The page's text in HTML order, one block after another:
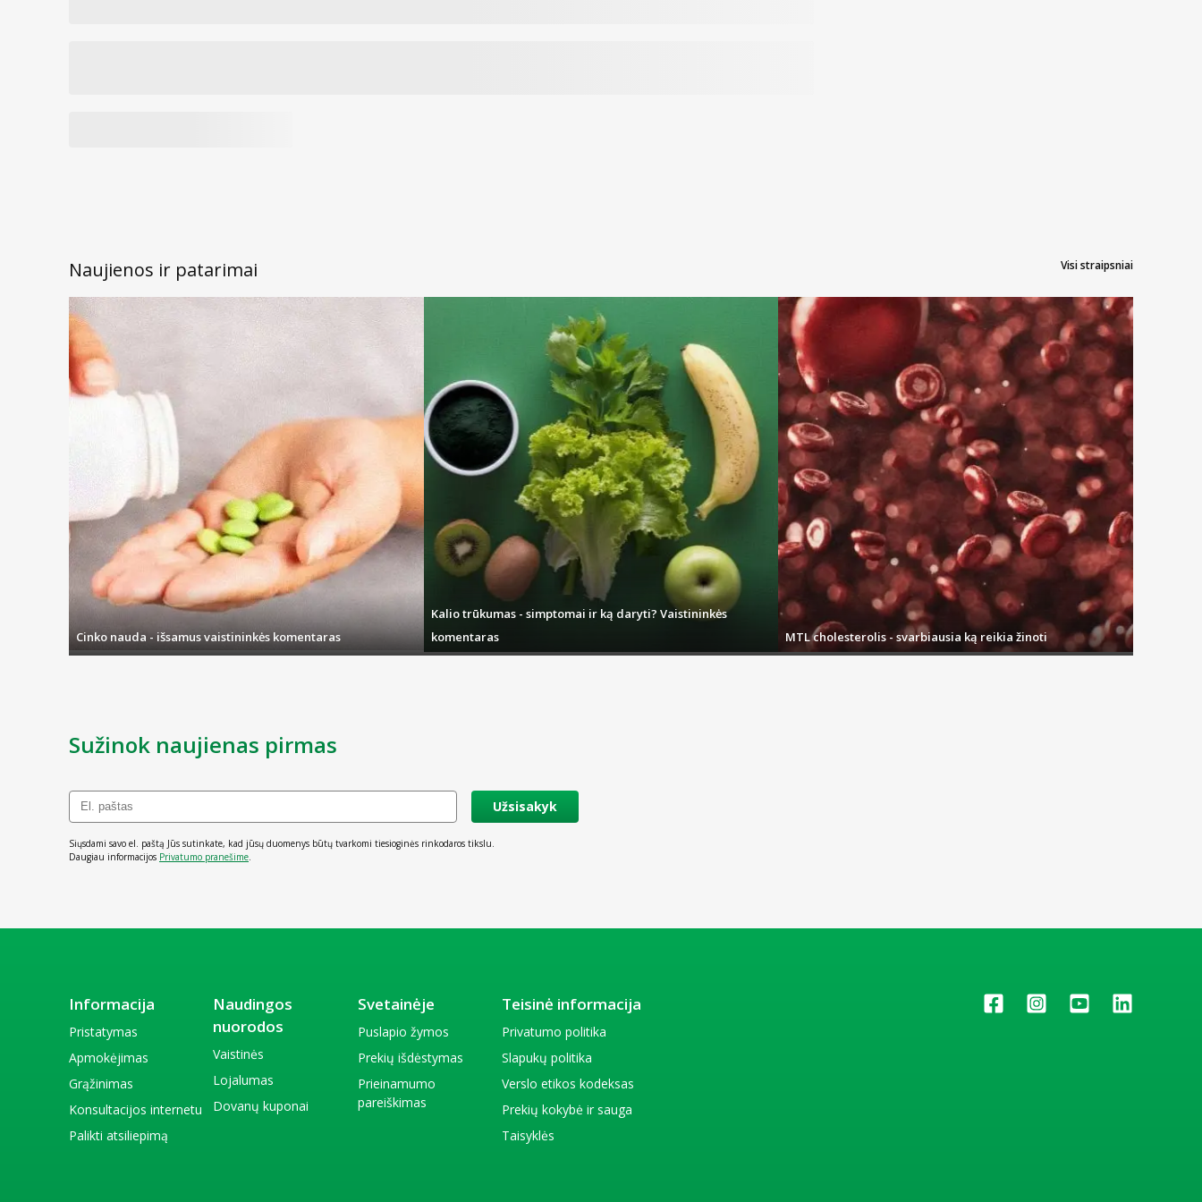
Naujienos ir patarimai Visi straipsniai
Cinko nauda - išsamus vaistininkės komentaras
Kalio trūkumas - simptomai ir ką daryti? Vaistininkės
komentaras
MTL cholesterolis - svarbiausia ką reikia žinoti
Sužinok naujienas pirmas
Užsisakyk
Siųsdami savo el. paštą Jūs sutinkate, kad jūsų duomenys būtų tvarkomi tiesioginės rinkodaros tikslu.
Daugiau informacijos Privatumo pranešime
Informacija
Pristatymas
Apmokėjimas
Grąžinimas
Konsultacijos internetu
Palikti atsiliepimą
Naudingos
nuorodos
Vaistinės
Lojalumas
Dovanų kuponai
Svetainėje
Puslapio žymos
Prekių išdėstymas
Prieinamumo
pareiškimas
Teisinė informacija
Privatumo politika
Slapukų politika
Verslo etikos kodeksas
Prekių kokybė ir sauga
Taisyklės